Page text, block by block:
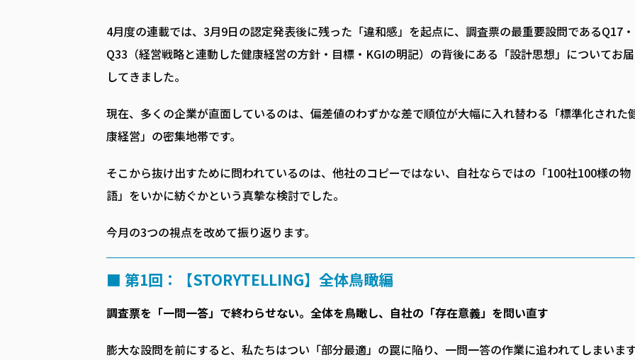
4月度の連載では、3月9日の認定発表後に残った「違和感」を起点に、調査票の最重要設問であるQ17・
Q33（経営戦略と連動した健康経営の方針・目標・KGIの明記）の背後にある「設計思想」についてお
してきました。
現在、多くの企業が直面しているのは、偏差値のわずかな差で順位が大幅に入れ替わる「標準化された
康経営」の密集地帯です。
そこから抜け出すために問われているのは、他社のコピーではない、自社ならではの「100社100様の物
語」をいかに紡ぐかという真摯な検討でした。
今月の3つの視点を改めて振り返ります。
■ 第1回：【STORYTELLING】全体鳥瞰編
調査票を「一問一答」で終わらせない。全体を鳥瞰し、自社の「存在意義」を問い直す
膨大な設問を前にすると、私たちはつい「部分最適」の罠に陥り、一問一答の作業に追われてしまいま